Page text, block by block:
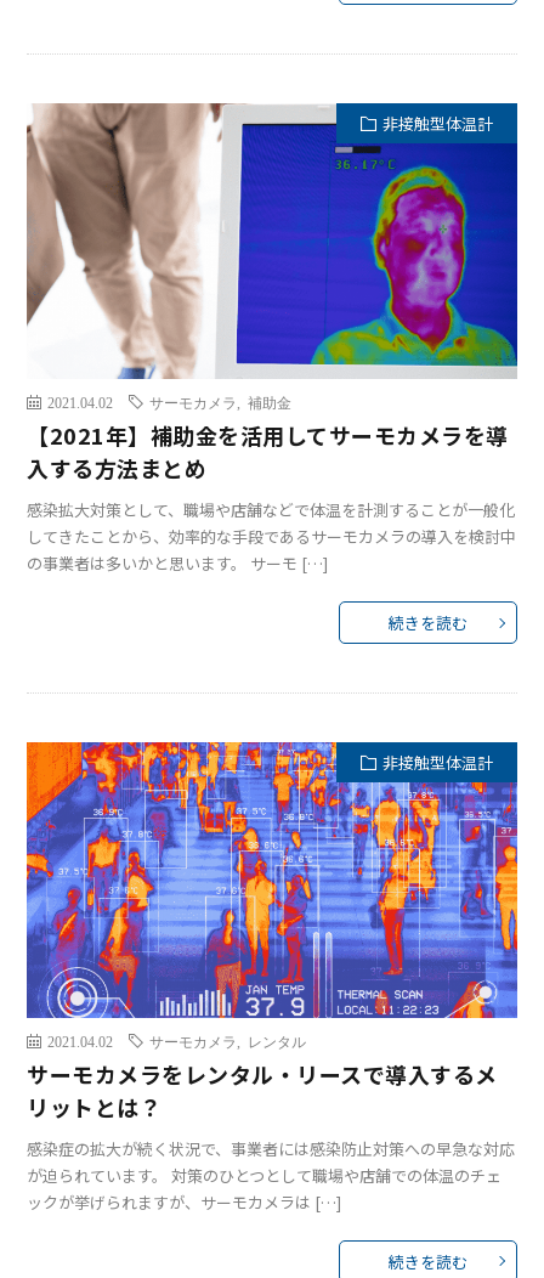
非接触型体温計
2021.04.02 サーモカメラ ,補助金
【2021年】補助金を活用してサーモカメラを導
入する方法まとめ
感染拡大対策として、職場や店舗などで体温を計測することが一般化
してきたことから、効率的な手段であるサーモカメラの導入を検討中
の事業者は多いかと思います。 サーモ […]
続きを読む
非接触型体温計
2021.04.02 サーモカメラ レンタル
サーモカメラをレンタル・リースで導入するメ
リットとは？
感染症の拡大が続く状況で、事業者には感染防止対策への早急な対応
が迫られています。 対策のひとつとして職場や店舗での体温のチェ
ックが挙げられますが、サーモカメラは […]
続きを読む